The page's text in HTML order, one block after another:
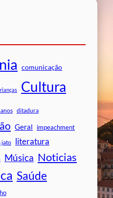
comunicação
Cultura
ditadura
Geral impeachment
jato literatura
Música Noticias
Saúde